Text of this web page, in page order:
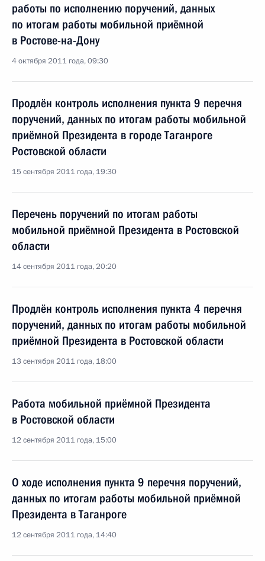
работы по исполнению поручений, данных
по итогам работы мобильной приёмной
в Ростове-на-Дону
4 октября 2011 года, 09:30
Продлён контроль исполнения пункта 9 перечня
поручений, данных по итогам работы мобильной
приёмной Президента в городе Таганроге
Ростовской области
15 сентября 2011 года, 19:30
Перечень поручений по итогам работы
мобильной приёмной Президента в Ростовской
области
14 сентября 2011 года, 20:20
Продлён контроль исполнения пункта 4 перечня
поручений, данных по итогам работы мобильной
приёмной Президента в Ростовской области
13 сентября 2011 года, 18:00
Работа мобильной приёмной Президента
в Ростовской области
12 сентября 2011 года, 15:00
О ходе исполнения пункта 9 перечня поручений,
данных по итогам работы мобильной приёмной
Президента в Таганроге
12 сентября 2011 года, 14:40